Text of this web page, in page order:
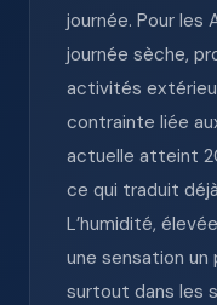
journée. Pour les
journée sèche,
activités
contrainte liée
actuelle atteint
ce qui traduit
L’humidité,
une sensation un
surtout dans les